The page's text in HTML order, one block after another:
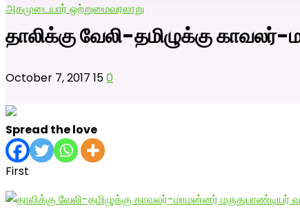
அகமுடையார் ஒற்றுமைவரலாறு
தாலிக்கு வேலி-தமிழுக்கு
October 7, 2017 150
Spread the love
First